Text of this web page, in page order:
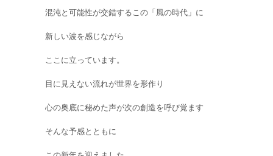
混沌と可能性が交錯するこの「風の時代」に
新しい波を感じながら
ここに立っています。
目に見えない流れが世界を形作り
心の奥底に秘めた声が次の創造を呼び覚ます
そんな予感とともに